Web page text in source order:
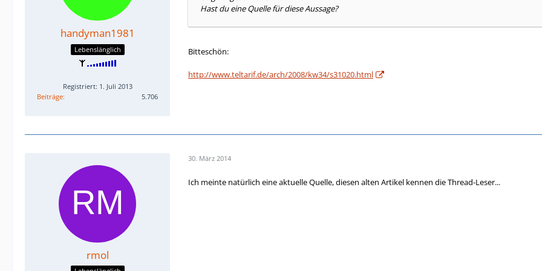
handyman1981
Lebenslänglich
Registriert: 1. Juli 2013
Beiträge
5.706
Hast du eine Quelle für diese Aussage?
Bitteschön:
http://www.teltarif.de/arch/2008/kw34/s31020.html
rmol
30. März 2014
Ich meinte natürlich eine aktuelle Quelle, diesen alten Artikel kennen die Thread-Leser...